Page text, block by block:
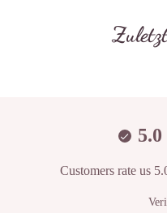
5.0
Customers rate us